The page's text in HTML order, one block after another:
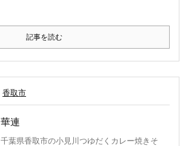
記事を読む
香取市
華連
千葉県香取市の小見川つゆだくカレー焼きそ